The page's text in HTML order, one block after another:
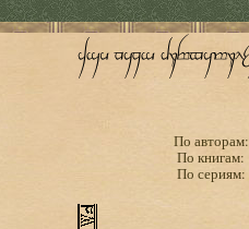
По авторам:
По книгам:
По сериям: